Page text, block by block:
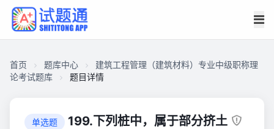
首页 题库中心
建筑工程管理（建筑材料）专业中级职称理
论考试题库
题目详情
单选题
199.下列桩中，属于部分挤土